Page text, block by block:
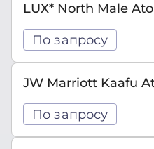
LUX* North Male
По запросу
JW Marriott Kaafu
По запросу